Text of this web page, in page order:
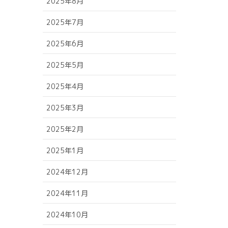
2025年7月
2025年6月
2025年5月
2025年4月
2025年3月
2025年2月
2025年1月
2024年12月
2024年11月
2024年10月